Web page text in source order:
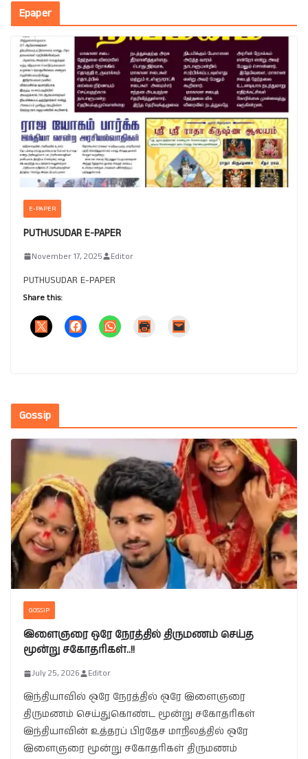
Epaper
E-PAPER
PUTHUSUDAR E-PAPER
November 17, 2025 Editor
PUTHUSUDAR E-PAPER
Share this:
Gossip
GOSSIP
இளைஞரை ஒரே நேரத்தில் திருமணம் செய்த
மூன்று சகோதரிகள்..!!
July 25, 2026 Editor
இந்தியாவில் ஒரே நேரத்தில் ஒரே இளைஞரை
திருமணம் செய்துகொண்ட மூன்று சகோதரிகள்
இந்தியாவின் உத்தரப் பிரதேச மாநிலத்தில் ஒரே
இளைஞரை மூன்று சகோதரிகள் திருமணம்